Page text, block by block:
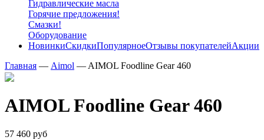
Гидравлические масла
Горячие предложения!
Смазки!
Оборудование
НовинкиСкидкиПопулярноеОтзывы покупателейАкции
Главная — Aimol — AIMOL Foodline Gear 460
AIMOL Foodline Gear 460
57 460 руб